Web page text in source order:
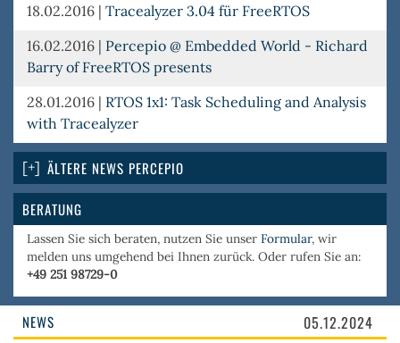
18.02.2016 | Tracealyzer 3.04 für FreeRTOS
16.02.2016 | Percepio @ Embedded World - Richard
Barry of FreeRTOS presents
28.01.2016 | RTOS 1x1: Task Scheduling and Analysis
with Tracealyzer
ÄLTERE NEWS PERCEPIO
BERATUNG
Lassen Sie sich beraten, nutzen Sie unser Formular, wir
melden uns umgehend bei Ihnen zurück. Oder rufen Sie an:
+49 251 98729-0
NEWS 05.12.2024